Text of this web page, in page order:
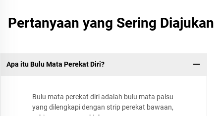
Pertanyaan yang Sering Diajukan
Apa itu Bulu Mata Perekat Diri?
Bulu mata perekat diri adalah bulu mata palsu
yang dilengkapi dengan strip perekat bawaan,